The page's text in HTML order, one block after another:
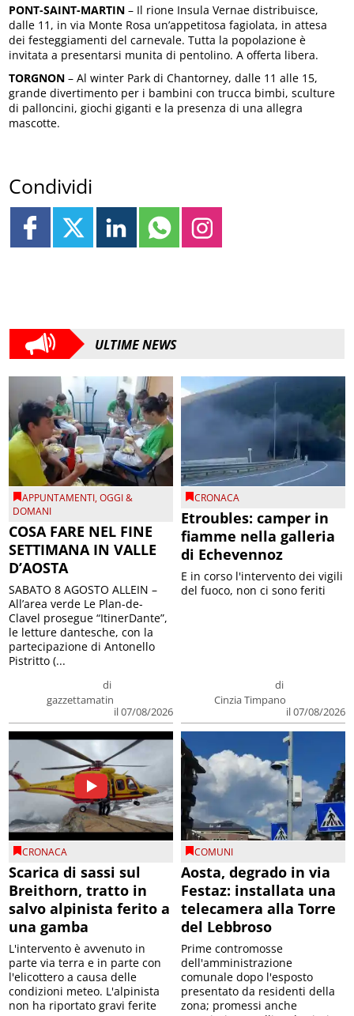
PONT-SAINT-MARTIN – Il rione Insula Vernae distribuisce,
dalle 11, in via Monte Rosa un’appetitosa fagiolata, in attesa
dei festeggiamenti del carnevale. Tutta la popolazione è
invitata a presentarsi munita di pentolino. A offerta libera.
TORGNON – Al winter Park di Chantorney, dalle 11 alle 15,
grande divertimento per i bambini con trucca bimbi, sculture
di palloncini, giochi giganti e la presenza di una allegra
mascotte.
Condividi
ULTIME NEWS
APPUNTAMENTI,OGGI &
DOMANI
COSA FARE NEL FINE
SETTIMANA IN VALLE
D’AOSTA
di
gazzettamatin
il 07/08/2026
SABATO 8 AGOSTO ALLEIN –
All’area verde Le Plan-de-
Clavel prosegue “ItinerDante”,
le letture dantesche, con la
partecipazione di Antonello
Pistritto (...
CRONACA
Etroubles: camper in
fiamme nella galleria
di Echevennoz
di
Cinzia Timpano
il 07/08/2026
E in corso l'intervento dei vigili
del fuoco, non ci sono feriti
CRONACA
Scarica di sassi sul
Breithorn, tratto in
salvo alpinista ferito a
una gamba
L'intervento è avvenuto in
parte via terra e in parte con
l'elicottero a causa delle
condizioni meteo. L'alpinista
non ha riportato gravi ferite
COMUNI
Aosta, degrado in via
Festaz: installata una
telecamera alla Torre
del Lebbroso
Prime contromosse
dell'amministrazione
comunale dopo l'esposto
presentato da residenti della
zona; promessi anche